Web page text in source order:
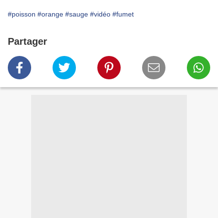
#poisson #orange #sauge #vidéo #fumet
Partager